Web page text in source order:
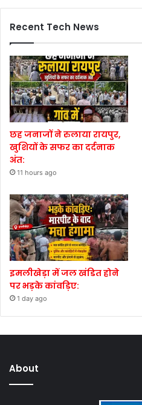
Recent Tech News
छह जनाजों ने रुलाया रायपुर,
खुशियों के सफर का दर्दनाक
अंत:
11 hours ago
इमलीखेड़ा में जल खंडित होने
पर भड़के कांवड़िए:
1 day ago
About